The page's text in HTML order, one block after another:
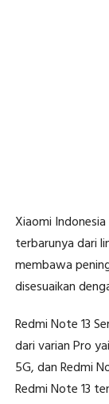
Xiaomi
terbarunya dari
membawa
disesuaikan
Redmi Note 13
dari varian Pro
5G, dan Redmi
Redmi Note 13